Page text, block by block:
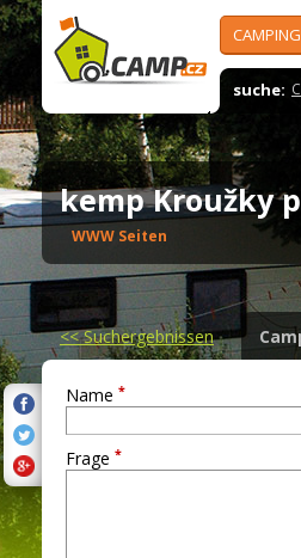
suche:
kemp Kroužky
WWW Seiten
<<Suchergebnissen
Name *
Frage *